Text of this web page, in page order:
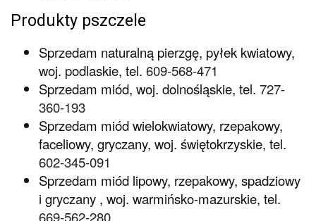
Produkty pszczele
Sprzedam naturalną pierzgę, pyłek kwiatowy,
woj. podlaskie, tel. 609-568-471
Sprzedam miód, woj. dolnośląskie, tel. 727-
360-193
Sprzedam miód wielokwiatowy, rzepakowy,
faceliowy, gryczany, woj. świętokrzyskie, tel.
602-345-091
Sprzedam miód lipowy, rzepakowy, spadziowy
i gryczany , woj. warmińsko-mazurskie, tel.
669-562-280